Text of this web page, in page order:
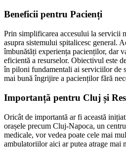
Beneficii pentru Pacienți
Prin simplificarea accesului la servicii
asupra sistemului spitalicesc general.
îmbunătăți experiența pacienților, dar
eficientă a resurselor. Obiectivul este
în piloni fundamentali ai serviciilor de
mai bună îngrijire a pacienților fără
Importanță pentru Cluj și
Oricât de importantă ar fi această
orașele precum Cluj-Napoca, un
medicale, vor vedea poate cele mai
ambulatoriilor aici ar putea atrage mai